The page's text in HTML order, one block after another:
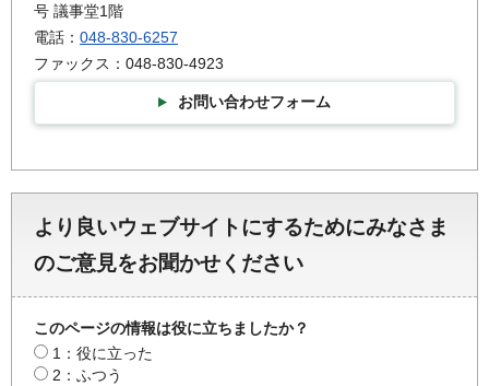
号 議事堂1階
電話： 048-830-6257
ファックス：048-830-4923
お問い合わせフォーム
より良いウェブサイトにするためにみなさま
のご意見をお聞かせください
このページの情報は役に立ちましたか？
1：役に立った
2：ふつう